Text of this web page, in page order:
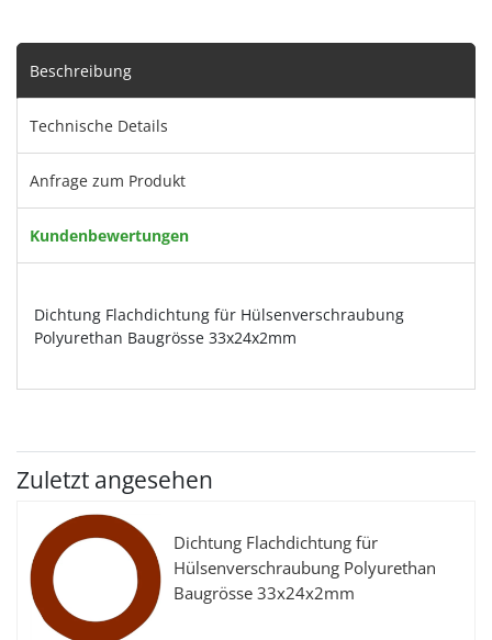
Beschreibung
Technische Details
Anfrage zum Produkt
Kundenbewertungen
Dichtung Flachdichtung für Hülsenverschraubung
Polyurethan Baugrösse 33x24x2mm
Zuletzt angesehen
Dichtung Flachdichtung für
Hülsenverschraubung Polyurethan
Baugrösse 33x24x2mm